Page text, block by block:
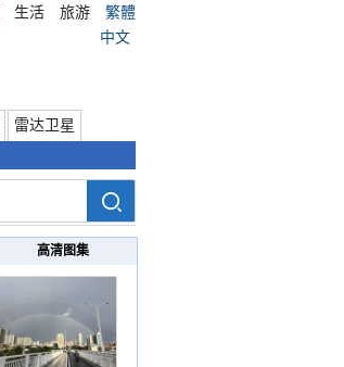
生活 旅游
繁體
中文
雷达卫星
高清图集